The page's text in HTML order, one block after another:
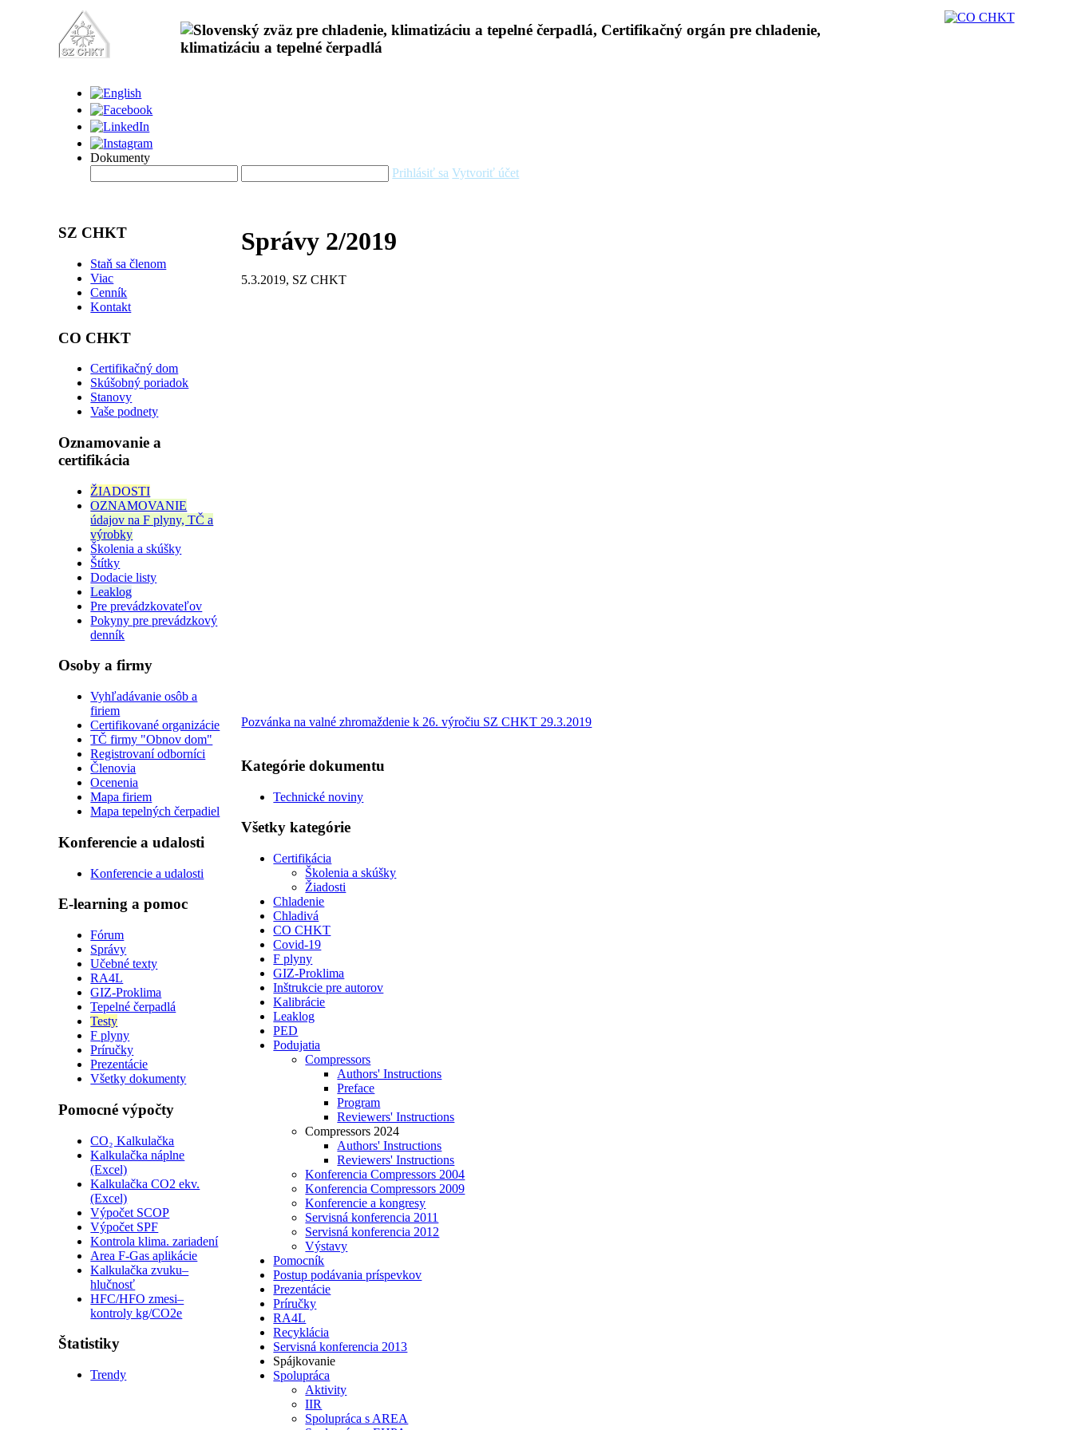
Dokumenty
Prihlásiť sa Vytvoriť účet
SZ CHKT
Staň sa členom
Viac
Cenník
Kontakt
CO CHKT
Certifikačný dom
Skúšobný poriadok
Stanovy
Vaše podnety
Oznamovanie a
certifikácia
ŽIADOSTI
OZNAMOVANIE
údajov na F plyny, TČ a
výrobky
Školenia a skúšky
Štítky
Dodacie listy
Leaklog
Pre prevádzkovateľov
Pokyny pre prevádzkový
denník
Osoby a firmy
Vyhľadávanie osôb a
firiem
Certifikované organizácie
TČ firmy "Obnov dom"
Registrovaní odborníci
Členovia
Ocenenia
Mapa firiem
Mapa tepelných čerpadiel
Konferencie a udalosti
Konferencie a udalosti
E-learning a pomoc
Fórum
Správy
Učebné texty
RA4L
GIZ-Proklima
Tepelné čerpadlá
Testy
F plyny
Príručky
Prezentácie
Všetky dokumenty
Pomocné výpočty
CO₂ Kalkulačka
Kalkulačka náplne
(Excel)
Kalkulačka CO2 ekv.
(Excel)
Výpočet SCOP
Výpočet SPF
Kontrola klima. zariadení
Area F-Gas aplikácie
Kalkulačka zvuku–
hlučnosť
HFC/HFO zmesi–
kontroly kg/CO2e
Štatistiky
Trendy
Správy 2/2019
5.3.2019, SZ CHKT
Pozvánka na valné zhromaždenie k 26. výročiu SZ CHKT 29.3.2019
Kategórie dokumentu
Technické noviny
Všetky kategórie
Certifikácia
Školenia a skúšky
Žiadosti
Chladenie
Chladivá
CO CHKT
Covid-19
F plyny
GIZ-Proklima
Inštrukcie pre autorov
Kalibrácie
Leaklog
PED
Podujatia
Compressors
Authors' Instructions
Preface
Program
Reviewers' Instructions
Compressors 2024
Authors' Instructions
Reviewers' Instructions
Konferencia Compressors 2004
Konferencia Compressors 2009
Konferencie a kongresy
Servisná konferencia 2011
Servisná konferencia 2012
Výstavy
Pomocník
Postup podávania príspevkov
Prezentácie
Príručky
RA4L
Recyklácia
Servisná konferencia 2013
Spájkovanie
Spolupráca
Aktivity
IIR
Spolupráca s AREA